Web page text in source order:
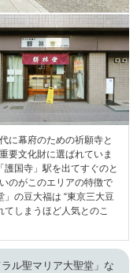
に幕府のための祈願寺と
要文化財に選ばれていま
国寺」駅を出てすぐのと
のがこのエリアの特徴で
の豆大福は “東京三大豆
てしまうほど人気とのこ
ル聖マリア大聖堂」な